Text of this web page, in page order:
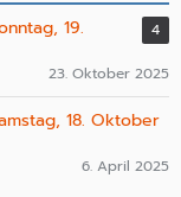
19.
4
23. Oktober 2025
18. Oktober
6. April 2025